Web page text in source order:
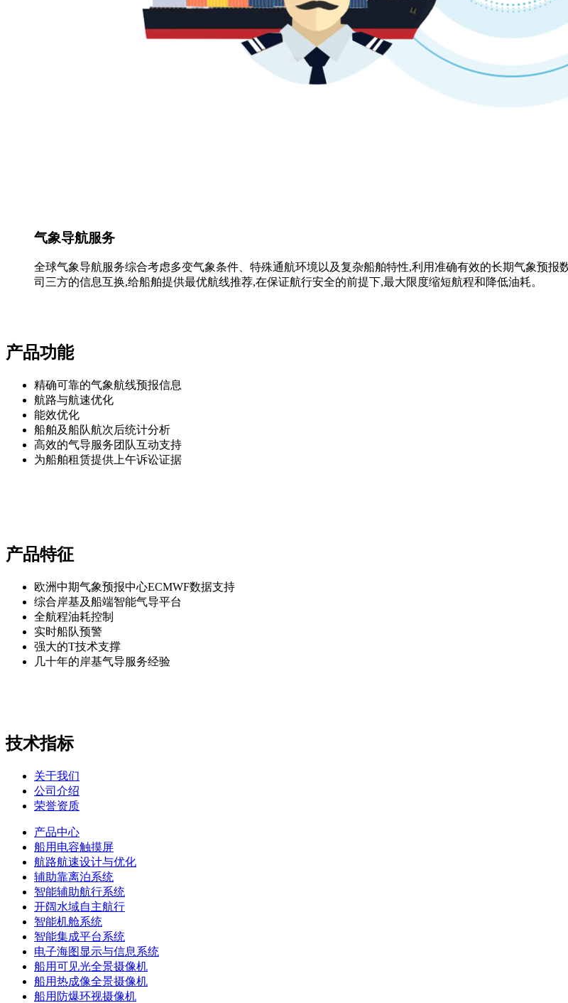
气象导航服务
全球气象导航服务综合考虑多变气象条件、特殊通航环境以及复杂船舶特性,利用准确有效的长期气象预
司三方的信息互换,给船舶提供最优航线推荐,在保证航行安全的前提下,最大限度缩短航程和降低油耗。
产品功能
精确可靠的气象航线预报信息
航路与航速优化
能效优化
船舶及船队航次后统计分析
高效的气导服务团队互动支持
为船舶租赁提供上午诉讼证据
产品特征
欧洲中期气象预报中心ECMWF数据支持
综合岸基及船端智能气导平台
全航程油耗控制
实时船队预警
强大的T技术支撑
几十年的岸基气导服务经验
技术指标
关于我们
公司介绍
荣誉资质
产品中心
船用电容触摸屏
航路航速设计与优化
辅助靠离泊系统
智能辅助航行系统
开阔水域自主航行
智能机舱系统
智能集成平台系统
电子海图显示与信息系统
船用可见光全景摄像机
船用热成像全景摄像机
船用防爆环视摄像机